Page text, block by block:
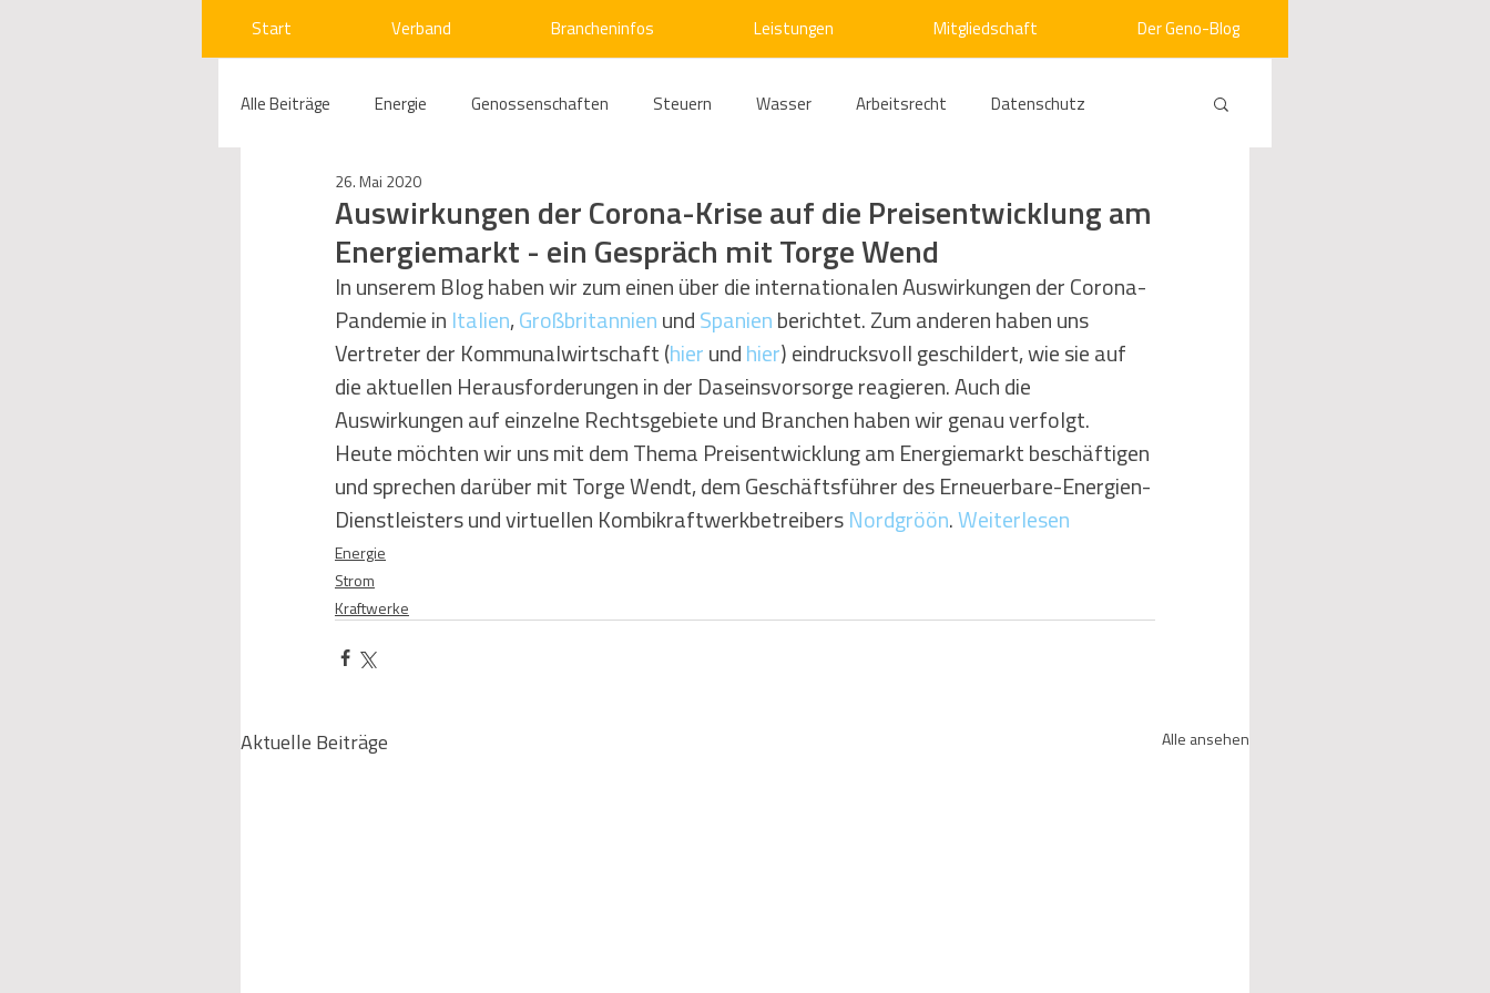
Start Verband Brancheninfos Leistungen Mitgliedschaft Der Geno-Blog
Alle Beiträge Energie Genossenschaften Steuern Wasser Arbeitsrecht Datenschutz
Compliance Gas
Beihilfenrecht Kraftwerke Kälte Verkehr Entsorgung/Abfall Umweltrecht Vergabe
Regulierung Wettbewerbs- und Kartellrecht Europarecht Wirtschafts- und Handelsrecht Kommunen
Telekommunikation Gesellschaftsrecht E-Mobilität Verwaltungsrecht Allgemein
Auswirkungen der Corona-Krise auf die Preisentwicklung am
Energiemarkt - ein Gespräch mit Torge Wend
26. Mai 2020
In unserem Blog haben wir zum einen über die internationalen Auswirkungen der Corona-
Pandemie in Italien, Großbritannien und Spanien berichtet. Zum anderen haben uns
Vertreter der Kommunalwirtschaft (hier und hier) eindrucksvoll geschildert, wie sie auf
die aktuellen Herausforderungen in der Daseinsvorsorge reagieren. Auch die
Auswirkungen auf einzelne Rechtsgebiete und Branchen haben wir genau verfolgt.
Heute möchten wir uns mit dem Thema Preisentwicklung am Energiemarkt beschäftigen
und sprechen darüber mit Torge Wendt, dem Geschäftsführer des Erneuerbare-Energien-
Dienstleisters und virtuellen Kombikraftwerkbetreibers Nordgröön. Weiterlesen
Energie
Strom
Kraftwerke
Aktuelle Beiträge Alle ansehen